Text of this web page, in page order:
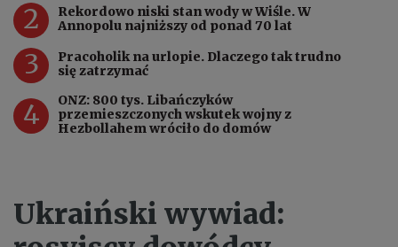
2
Rekordowo niski stan wody w Wiśle. W
Annopolu najniższy od ponad 70 lat
3
Pracoholik na urlopie. Dlaczego tak trudno
się zatrzymać
4
ONZ: 800 tys. Libańczyków
przemieszczonych wskutek wojny z
Hezbollahem wróciło do domów
Ukraiński wywiad: